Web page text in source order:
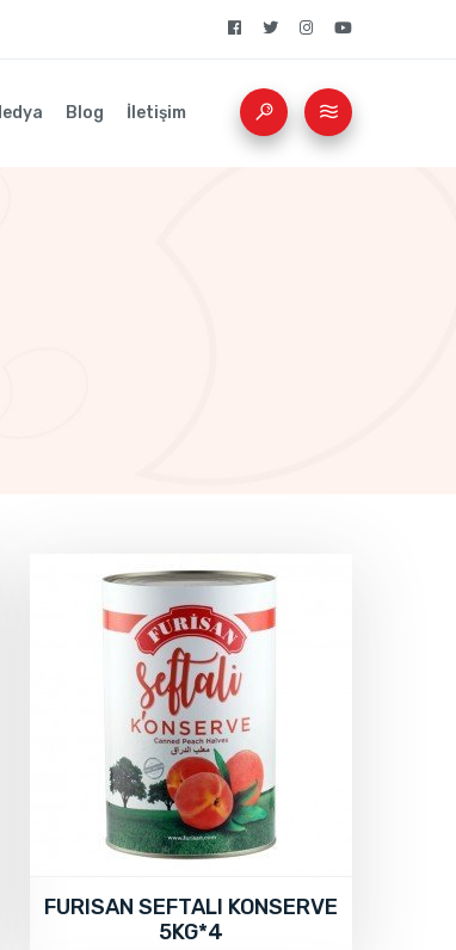
Blog İletişim
FURISAN SEFTALI KONSERVE
5KG*4